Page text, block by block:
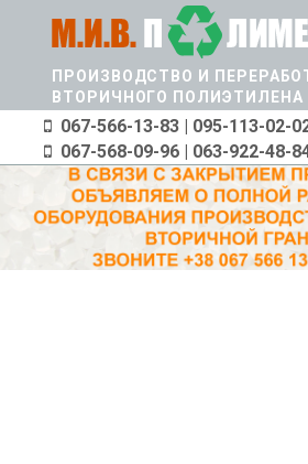
содержаниюПРОИЗВОДСТВО И
ВТОРИЧНОГО ПОЛИЭТИЛЕНА
067-566-13-83 | 095-113-02-
067-568-09-96 | 063-922-48-